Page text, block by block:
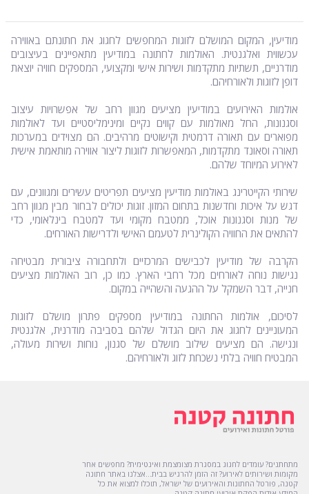
מודיעין, המקום המושלם לזוגות המחפשים לחגוג את חתונתם באווירה
עכשווית ואלגנטית. האולמות לחתונה במודיעין מתאפיינים בעיצובים
מודרניים, תשתיות מתקדמות ושירות אישי ומקצועי, המספקים חוויה יוצאת
דופן לזוגות ולאורחיהם.
אולמות האירועים במודיעין מציעים מגוון רחב של אפשרויות עיצוב
וסגנונות, החל מאולמות עם קווים נקיים ומינימליסטיים ועד לאולמות
מפוארים עם תאורה דרמטית וקישוטים מרהיבים. הם מצוידים במערכות
תאורה וסאונד מתקדמות, המאפשרות לזוגות ליצור אווירה מותאמת אישית
לאירוע המיוחד שלהם.
שירותי הקייטרינג באולמות מודיעין מציעים תפריטים עשירים ומגוונים, עם
דגש על איכות וחדשנות בתחום המזון. זוגות יכולים לבחור מבין מגוון רחב
של מנות וסגנונות אוכל, ממטבח מקומי ועד למטבח בינלאומי, כדי
להתאים את החוויה הקולינרית לטעמם האישי ולדרישות האורחים.
הקרבה של מודיעין לכבישים המרכזיים ולתחבורה ציבורית מבטיחה
נגישות נוחה לאורחים מכל רחבי הארץ. כמו כן, רוב האולמות מציעים
חנייה, דבר השמקל על ההגעה והשהייה במקום.
לסיכום, אולמות החתונה במודיעין מספקים פתרון מושלם לזוגות
המעוניינים לחגוג את היום הגדול שלהם בסביבה מודרנית, אלגנטית
ונגישה. הם מציעים שילוב מושלם של סגנון, נוחות ושירות מעולה,
המבטיח חוויה בלתי נשכחת לזוג ולאורחיהם.
מתחתנים? עומדים לחגוג במסגרת מצומצמת ואינטימית? מחפשים אחר
מקומות ושירותים לאירוע? זה הזמן להרגיש בבית...אצלנו באתר חתונה
קטנה, פורטל החתונות והאירועים של ישראל, תוכלו למצוא את כל